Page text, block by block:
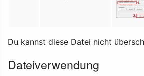
Du kannst diese Datei nicht
Dateiverwendung